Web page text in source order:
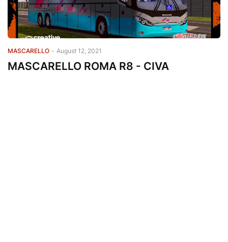
MASCARELLO - August 12, 2021
MASCARELLO ROMA R8 - CIVA